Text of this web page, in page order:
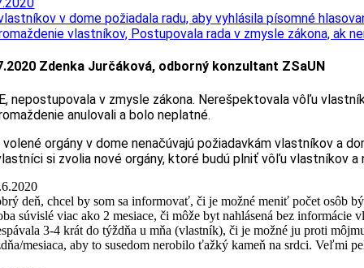
v dome požiadala radu, aby vyhlásila písomné
vlastníkov, Postupovala rada v zmysle zákona, ak
Zdenka Jurčáková, odborný konzultant ZSaUN
nepostupovala v zmysle zákona. Nerešpektovala vôľu
anulovali a bolo neplatné.
volené orgány v dome nenačúvajú požiadavkám vlastníkov a
si zvolia nové orgány, ktoré budú plniť vôľu vlastníkov
deň, chcel by som sa informovať, či je možné meniť počet osôb
súvislé viac ako 2 mesiace, či môže byt nahlásená bez
3-4 krát do týždňa u mňa (vlastník), či je možné ju proti
mesiaca, aby to susedom nerobilo ťažký kameň na srdci. Veľmi